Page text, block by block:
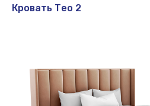
Кровать Тео 2